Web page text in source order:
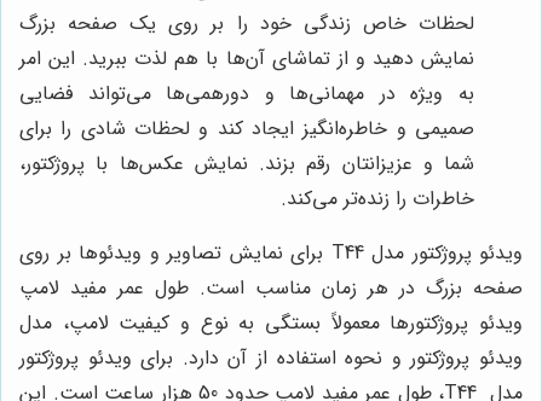
لحظات خاص زندگی خود را بر روی یک صفحه بزرگ
نمایش دهید و از تماشای آن‌ها با هم لذت ببرید. این امر
به ویژه در مهمانی‌ها و دورهمی‌ها می‌تواند فضایی
صمیمی و خاطره‌انگیز ایجاد کند و لحظات شادی را برای
شما و عزیزانتان رقم بزند. نمایش عکس‌ها با پروژکتور،
خاطرات را زنده‌تر می‌کند.
ویدئو پروژکتور مدل T44
برای نمایش تصاویر و ویدئوها بر روی
صفحه بزرگ در هر زمان مناسب است. طول عمر مفید لامپ
ویدئو پروژکتورها معمولاً بستگی به نوع و کیفیت لامپ، مدل
ویدئو پروژکتور و نحوه استفاده از آن دارد. برای ویدئو پروژکتور
مدل
T44، طول عمر مفید لامپ حدود 50 هزار ساعت است. این